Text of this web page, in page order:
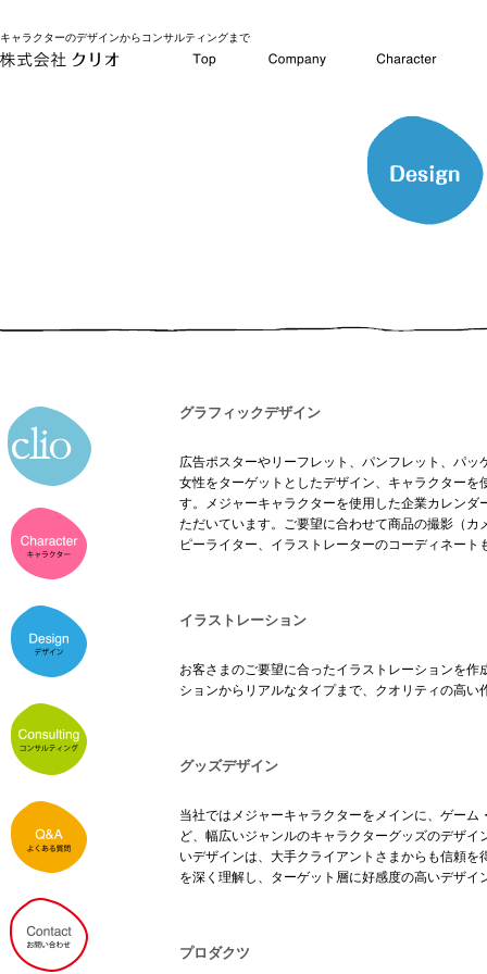
キャラクターのデザインからコンサルティングまで
グラフィックデザイン
広告ポスターやリーフレット、パンフレット、パ
女性をターゲットとしたデザイン、キャラクター
す。メジャーキャラクターを使用した企業カレン
ただいています。ご要望に合わせて商品の撮影（
ピーライター、イラストレーターのコーディネート
イラストレーション
お客さまのご要望に合ったイラストレーションを
ションからリアルなタイプまで、クオリティの高い
グッズデザイン
当社ではメジャーキャラクターをメインに、ゲー
ど、幅広いジャンルのキャラクターグッズのデザ
いデザインは、大手クライアントさまからも信頼
を深く理解し、ターゲット層に好感度の高いデザイ
プロダクツ